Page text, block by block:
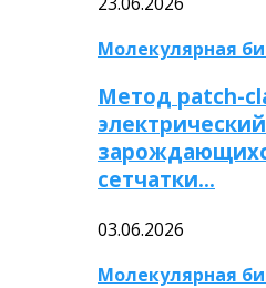
Молекулярная
Метод patch-
сетчатки…
03.06.2026
Молекулярная